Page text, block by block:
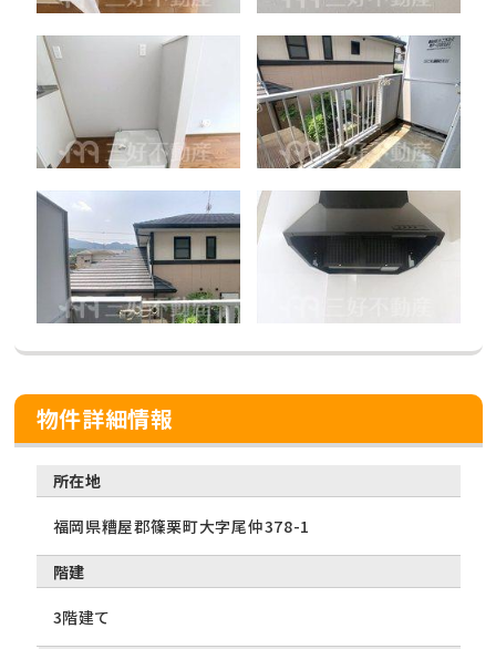
物件詳細情報
所在地
福岡県糟屋郡篠栗町大字尾仲378-1
階建
3階建て